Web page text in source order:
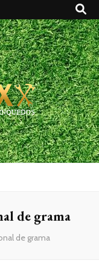
de grama
de grama